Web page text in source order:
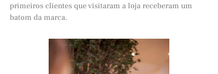
primeiros clientes que visitaram a loja receberam um
batom da marca.